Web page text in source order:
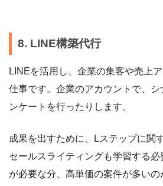
8. LINE構築代行
LINEを活用し、企業の集客や売上
仕事です。企業のアカウントで、
ンケートを行ったりします。
成果を出すために、Lステップに関
セールスライティングも学習する
が必要な分、高単価の案件が多いの